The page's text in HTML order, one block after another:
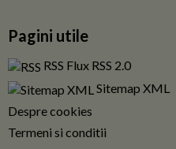
Pagini utile
RSS Flux RSS 2.0
Sitemap XML
Despre cookies
Termeni si conditii